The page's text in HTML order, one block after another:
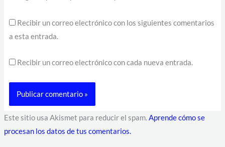
Recibir un correo electrónico con los siguientes comentarios
a esta entrada.
Recibir un correo electrónico con cada nueva entrada.
Este sitio usa Akismet para reducir el spam.Aprende cómo se
procesan los datos de tus comentarios.